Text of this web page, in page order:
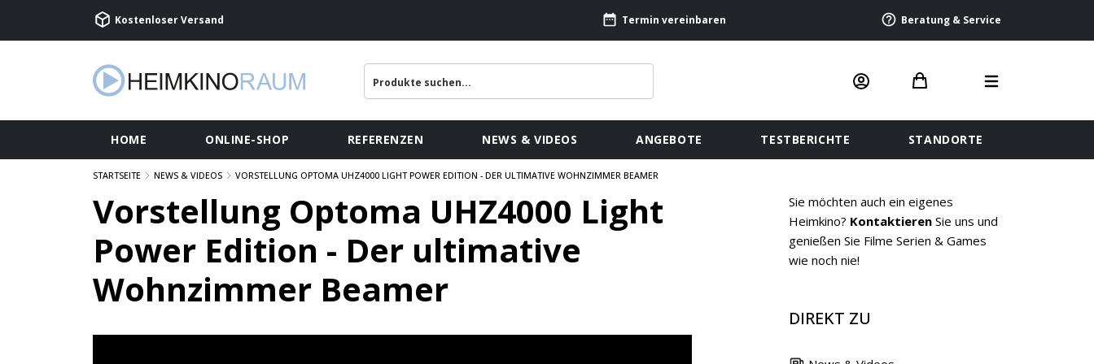
Kostenloser Versand Termin vereinbaren Beratung & Service
HOME ONLINE-SHOP REFERENZEN NEWS & VIDEOS ANGEBOTE TESTBERICHTE STANDORTE
STARTSEITE NEWS & VIDEOS VORSTELLUNG OPTOMA UHZ4000 LIGHT POWER EDITION - DER ULTIMATIVE WOHNZIMMER BEAMER
Vorstellung Optoma UHZ4000 Light
Power Edition - Der ultimative
Wohnzimmer Beamer
Sie möchten auch ein eigenes
Heimkino? Kontaktieren Sie uns und
genießen Sie Filme Serien & Games
wie noch nie!
DIREKT ZU